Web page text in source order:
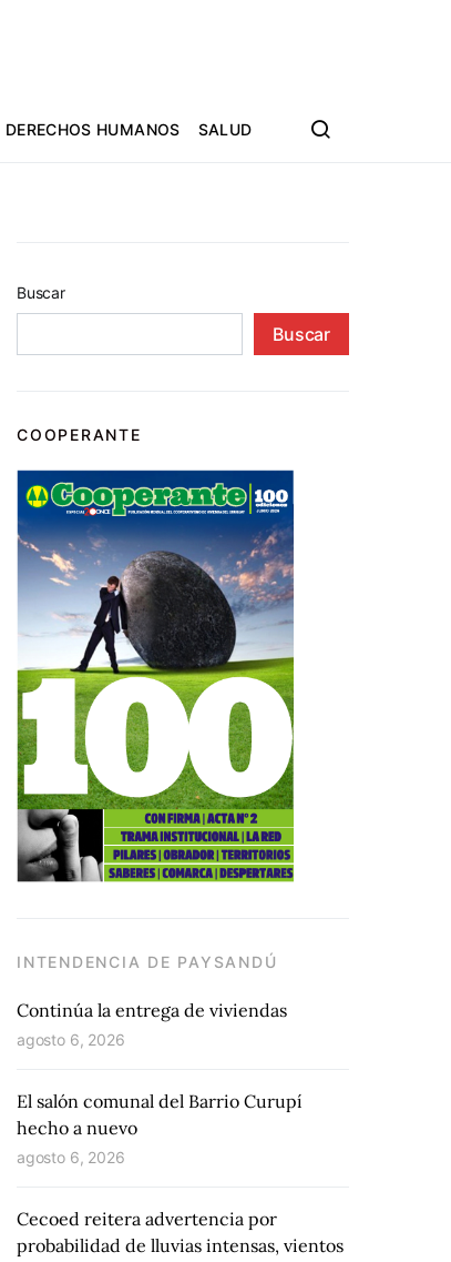
DERECHOS HUMANOS SALUD
Buscar
Buscar
COOPERANTE
INTENDENCIA DE PAYSANDÚ
Continúa la entrega de viviendas
agosto 6, 2026
El salón comunal del Barrio Curupí
hecho a nuevo
agosto 6, 2026
Cecoed reitera advertencia por
probabilidad de lluvias intensas, vientos